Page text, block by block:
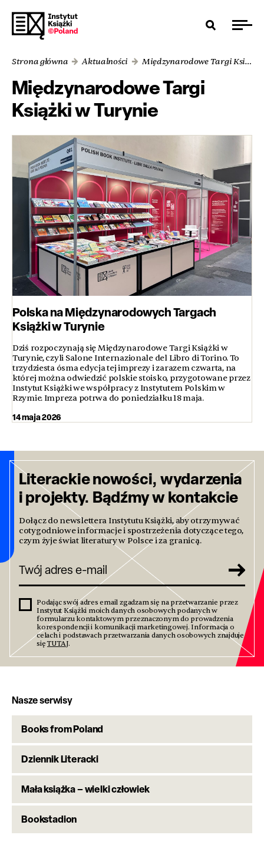
Strona główna Aktualności Międzynarodowe Targi Książki w Turynie
Międzynarodowe Targi
Książki w Turynie
Polska na Międzynarodowych Targach
Książki w Turynie
Dziś rozpoczynają się Międzynarodowe Targi Książki w
Turynie, czyli Salone Internazionale del Libro di Torino. To
trzydziesta ósma edycja tej imprezy i zarazem czwarta, na
której można odwiedzić polskie stoisko, przygotowane przez
Instytut Książki we współpracy z Instytutem Polskim w
Rzymie. Impreza potrwa do poniedziałku 18 maja.
14 maja 2026
Literackie nowości, wydarzenia
i projekty. Bądźmy w kontakcie
Dołącz do newslettera Instytutu Książki, aby otrzymywać
cotygodniowe informacje i spostrzeżenia dotyczące tego,
czym żyje świat literatury w Polsce i za granicą.
Podając swój adres email zgadzam się na przetwarzanie przez
Instytut Książki moich danych osobowych podanych w
formularzu kontaktowym przeznaczonym do prowadzenia
korespondencji i komunikacji marketingowej. Informacja o
celach i podstawach przetwarzania danych osobowych znajduje
sięTUTAJ.
Nasze serwisy
Books from Poland
Dziennik Literacki
Mała książka – wielki człowiek
Bookstadion